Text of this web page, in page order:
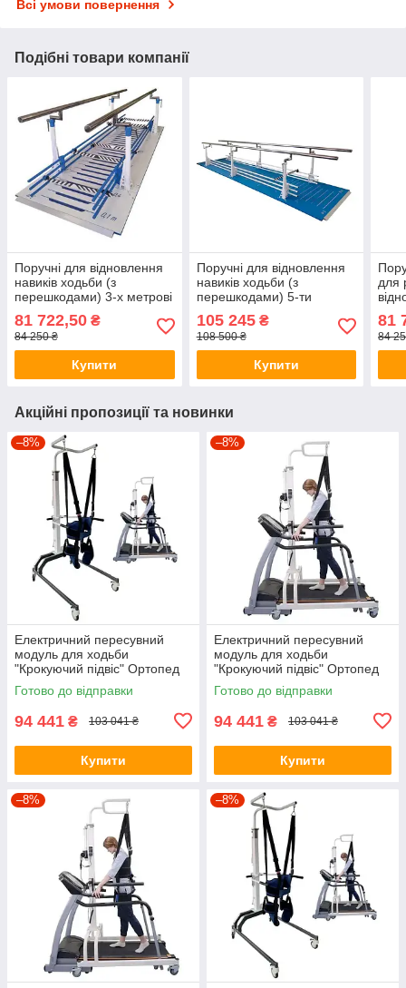
Всі умови повернення
Подібні товари компанії
Поручні для відновлення
навиків ходьби (з
перешкодами) 3-х метрові
Україна
81 722,50 ₴
84 250 ₴
Купити
Поручні для відновлення
навиків ходьби (з
перешкодами) 5-ти
Ортопед, Україна
105 245₴
108 500 ₴
Купити
для
81
84
Акційні пропозиції та новинки
–8%
Електричний пересувний
модуль для ходьби
"Крокуючий підвіс" Ортопед
ТР-М(е)13
Готово до відправки
94 441 ₴ 103 041 ₴
Купити
–8%
Електричний пересувний
модуль для ходьби
"Крокуючий підвіс" Ортопед
ТР-М(е)13
Готово до відправки
94 441 ₴ 103 041 ₴
Купити
–8% –8%